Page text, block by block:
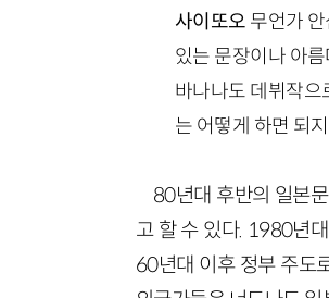
사이또오 무언가
있는 문장이나 아
바나나도 데뷔작으
는 어떻게 하면 되
80년대 후반의 일본
고 할 수 있다. 1980년
60년대 이후 정부 주도